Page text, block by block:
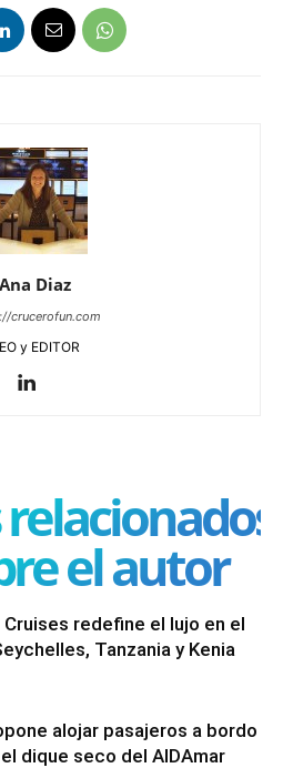
Ana Diaz
crucerofun.com
y EDITOR
el autor
Cruises redefine el lujo en el
Tanzania y Kenia
alojar pasajeros a bordo
dique seco del AIDAmar